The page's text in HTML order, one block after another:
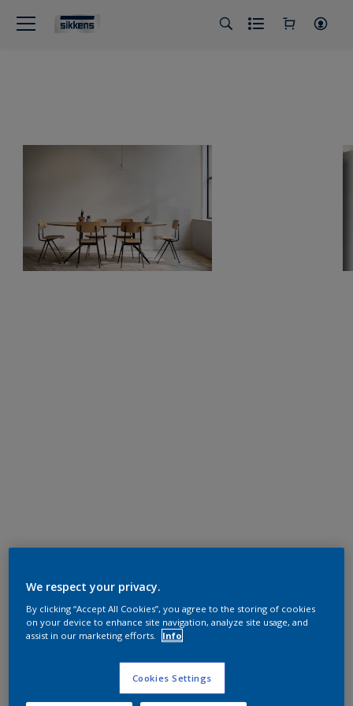
We respect your privacy.
By clicking “Accept All Cookies”, you agree to the storing of cookies
on your device to enhance site navigation, analyze site usage, and
assist in our marketing efforts.
Info
Cookies Settings